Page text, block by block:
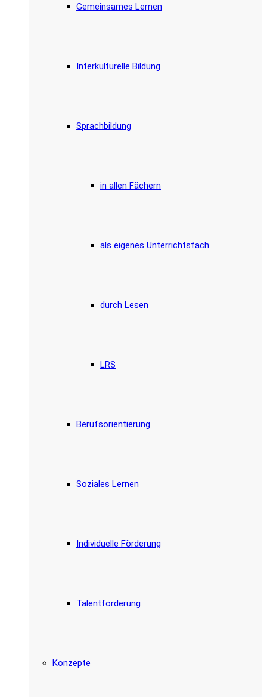
Gemeinsames Lernen
Interkulturelle Bildung
Sprachbildung
in allen Fächern
als eigenes Unterrichtsfach
durch Lesen
LRS
Berufsorientierung
Soziales Lernen
Individuelle Förderung
Talentförderung
Konzepte